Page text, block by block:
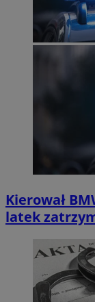
Kierował
latek